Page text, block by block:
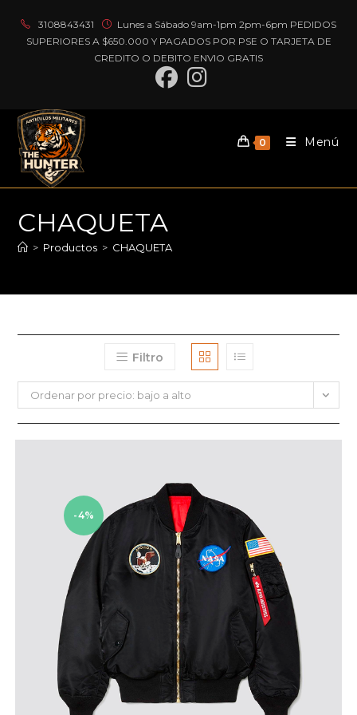
contenido
3108843431
Lunes a Sábado 9am-1pm 2pm-6pm PEDIDOS
SUPERIORES A $650.000 Y PAGADOS POR PSE O TARJETA DE
CREDITO O DEBITO ENVIO GRATIS
0 Menú
CHAQUETA
> Productos > CHAQUETA
Filtro
Ordenar por precio: bajo a alto
-4%